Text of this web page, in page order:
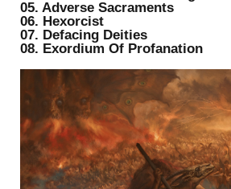
05. Adverse Sacraments
06. Hexorcist
07. Defacing Deities
08. Exordium Of Profanation